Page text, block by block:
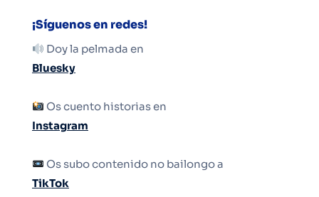
¡Síguenos en redes!
Doy la pelmada en
Bluesky
Os cuento historias en
Instagram
Os subo contenido no bailongo a
TikTok